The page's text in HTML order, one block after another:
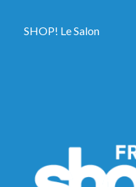
SHOP! Le Salon